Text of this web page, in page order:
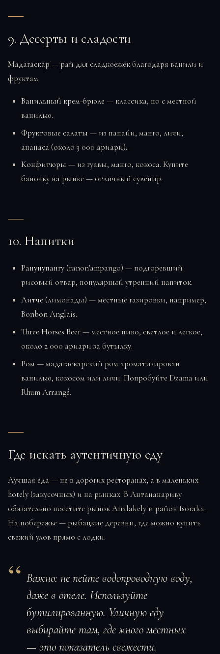
9. Десерты и сладости
Мадагаскар — рай для сладкоежек благодаря ванили и
фруктам.
Ванильный крем-брюле — классика, но с местной
ванилью.
Фруктовые салаты — из папайи, манго, личи,
ананаса (около 3 000 ариари).
Конфитюры — из гуавы, манго, кокоса. Купите
баночку на рынке — отличный сувенир.
10. Напитки
Ранунупангу(ranon'ampango) — подгоревший
рисовый отвар, популярный утренний напиток.
Литче (лимонады) — местные газировки, например,
Bonbon Anglais.
Three Horses Beer— местное пиво, светлое и легкое,
около 2 000 ариари за бутылку.
Ром — мадагаскарский ром ароматизирован
ванилью, кокосом или личи. Попробуйте Dzama или
Rhum Arrangé.
Где искать аутентичную еду
Лучшая еда — не в дорогих ресторанах, а в маленьких
hotely(закусочных) и на рынках. В Антананариву
обязательно посетите рынок Analakely и район Isoraka.
На побережье — рыбацкие деревни, где можно купить
свежий улов прямо с лодки.
Важно: не пейте водопроводную воду,
даже в отеле. Используйте
бутилированную. Уличную еду
выбирайте там, где много местных
— это показатель свежести.